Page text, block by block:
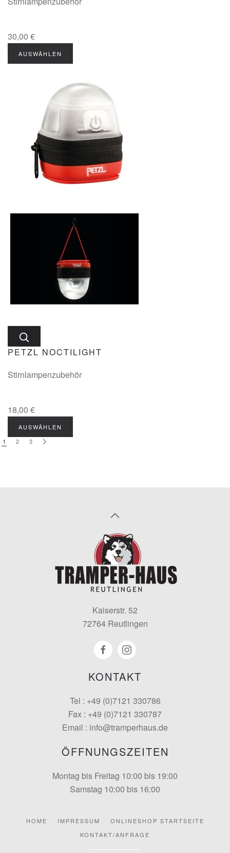
30,00 €
PETZL NOCTILIGHT
Stirnlampenzubehör
18,00 €
1 2 3
KONTAKT
Tel : +49 (0)7121 330786
Fax : +49 (0)7121 330787
Email : info@tramperhaus.de
Kaiserstr. 52
72764 Reutlingen
ÖFFNUNGSZEITEN
Montag bis Freitag 10:00 bis 19:00
Samstag 10:00 bis 16:00
HOME IMPRESSUM
ONLINESHOP STARTSEITE
KONTAKT/ANFRAGE